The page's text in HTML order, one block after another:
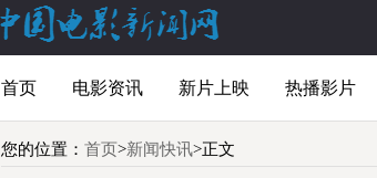
首页 电影资讯 新片上映 热播影片
您的位置： 首页>新闻快讯>正文